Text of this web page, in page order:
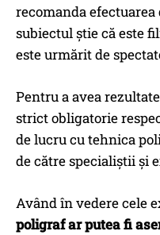
recomanda
subiectul știe că este
este urmărit de
Pentru a avea
strict obligatorie
de lucru cu tehnica
de către specialiștii și
Având în vedere cele
poligraf ar putea fi